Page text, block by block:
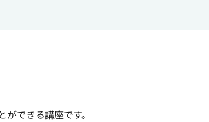
できる講座です。